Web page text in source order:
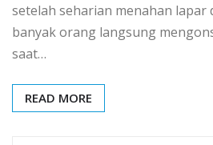
setelah seharian menahan lapar
banyak orang langsung
saat…
READ MORE